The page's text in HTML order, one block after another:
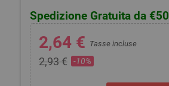
Spedizione Gratuita da €50
2,64 € Tasse incluse
2,93 € -10%